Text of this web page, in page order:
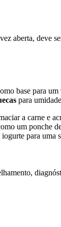
aberta, deve
base para um
para
a carne e
um ponche
para uma